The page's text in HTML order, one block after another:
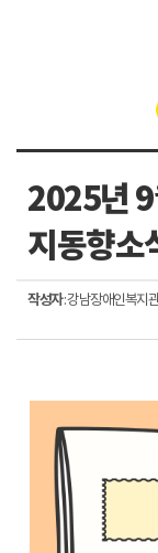
분
선
2025년 9
지동향소
작성자: 강남장애인복지관